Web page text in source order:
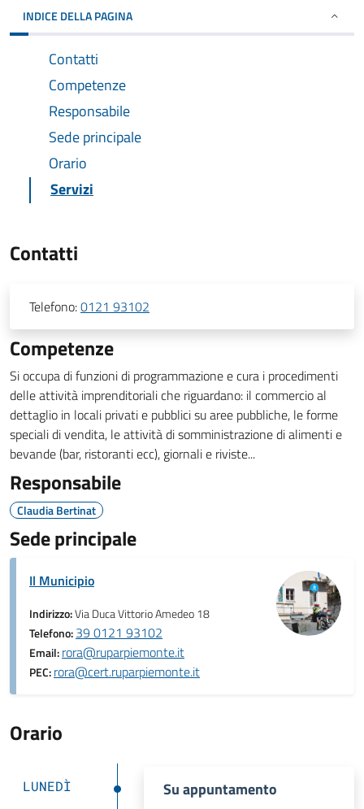
INDICE DELLA PAGINA
Contatti
Competenze
Responsabile
Sede principale
Orario
Servizi
Contatti
Telefono:0121 93102
Competenze
Si occupa di funzioni di programmazione e cura i procedimenti
delle attività imprenditoriali che riguardano: il commercio al
dettaglio in locali privati e pubblici su aree pubbliche, le forme
speciali di vendita, le attività di somministrazione di alimenti e
bevande (bar, ristoranti ecc), giornali e riviste...
Responsabile
Claudia Bertinat
Sede principale
Il Municipio
Indirizzo:Via Duca Vittorio Amedeo 18
Telefono:39 0121 93102
Email:rora@ruparpiemonte.it
PEC:rora@cert.ruparpiemonte.it
Orario
LUNEDÌ Su appuntamento